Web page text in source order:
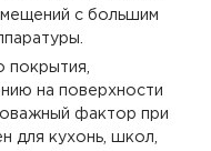
с большим
покрытия,
на поверхности
фактор при
для кухонь, школ,